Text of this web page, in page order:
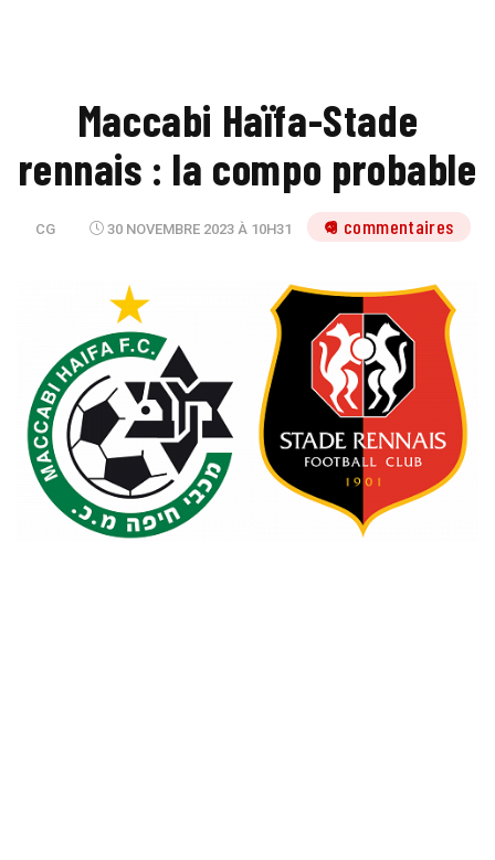
Maccabi Haïfa-Stade
rennais : la compo probable
CG 30 NOVEMBRE 2023 À 10H31 9 commentaires